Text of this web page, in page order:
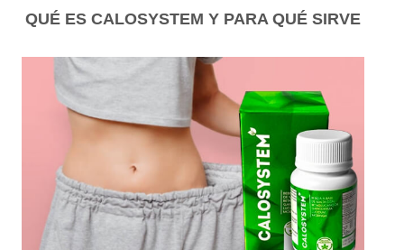
QUÉ ES CALOSYSTEM Y PARA QUÉ SIRVE